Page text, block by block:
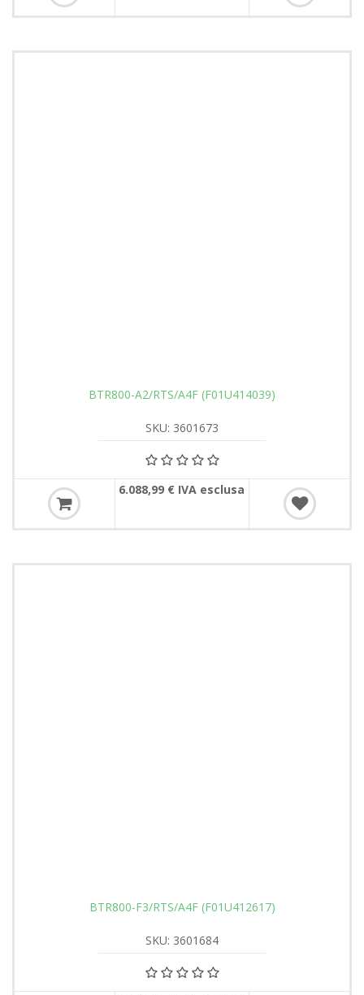
BTR800-A2/RTS/A4F (F01U414039)
SKU: 3601673
6.088,99 € IVA esclusa
BTR800-F3/RTS/A4F (F01U412617)
SKU: 3601684